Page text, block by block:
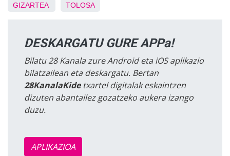
GIZARTEA TOLOSA
DESKARGATU GURE APPa!
Bilatu 28 Kanala zure Android eta iOS aplikazio
bilatzailean eta deskargatu. Bertan
28KanalaKidetxartel digitalak eskaintzen
dizuten abantailez gozatzeko aukera izango
duzu.
APLIKAZIOA